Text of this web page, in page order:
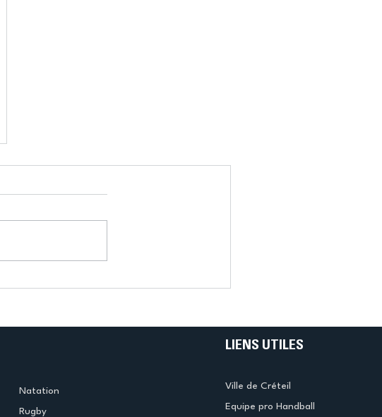
Natation
Rugby
LIENS UTILES
Ville de Créteil
Equipe pro Handball